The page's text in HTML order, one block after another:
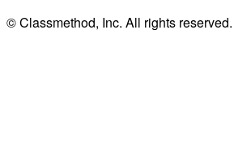
© Classmethod, Inc. All rights reserved.